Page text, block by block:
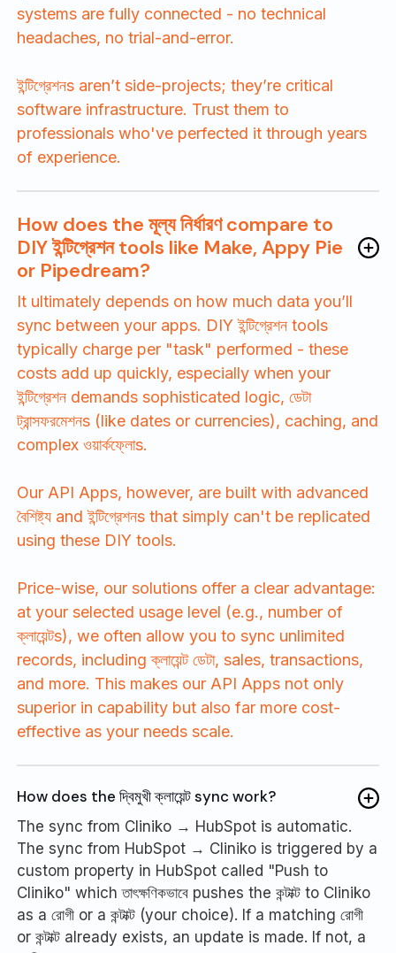
systems are fully connected - no technical
headaches, no trial-and-error.
ইন্টিগ্রেশনs aren’t side-projects; they’re critical
software infrastructure. Trust them to
professionals who've perfected it through years
of experience.
How does the মূল্য নির্ধারণ compare to
DIY ইন্টিগ্রেশন tools like Make, Appy Pie
or Pipedream?
It ultimately depends on how much data you’ll
sync between your apps. DIY ইন্টিগ্রেশন tools
typically charge per "task" performed - these
costs add up quickly, especially when your
ইন্টিগ্রেশন demands sophisticated logic, ডেটা
ট্রান্সফরমেশনs (like dates or currencies), caching, and
complex ওয়ার্কফ্লোs.
Our API Apps, however, are built with advanced
বৈশিষ্ট্য and ইন্টিগ্রেশনs that simply can't be replicated
using these DIY tools.
Price-wise, our solutions offer a clear advantage:
at your selected usage level (e.g., number of
ক্লায়েন্টs), we often allow you to sync unlimited
records, including ক্লায়েন্ট ডেটা, sales, transactions,
and more. This makes our API Apps not only
superior in capability but also far more cost-
effective as your needs scale.
How does the দ্বিমুখী ক্লায়েন্ট sync work?
The sync from Cliniko → HubSpot is automatic.
The sync from HubSpot → Cliniko is triggered by a
custom property in HubSpot called "Push to
Cliniko" which তাৎক্ষণিকভাবে pushes the কন্টাক্ট to Cliniko
as a রোগী or a কন্টাক্ট (your choice). If a matching রোগী
or কন্টাক্ট already exists, an update is made. If not, a